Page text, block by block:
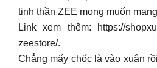
tinh thần ZEE mong muốn
Link xem thêm: https://
zeestore/.
Chẳng mấy chốc là vào xuân